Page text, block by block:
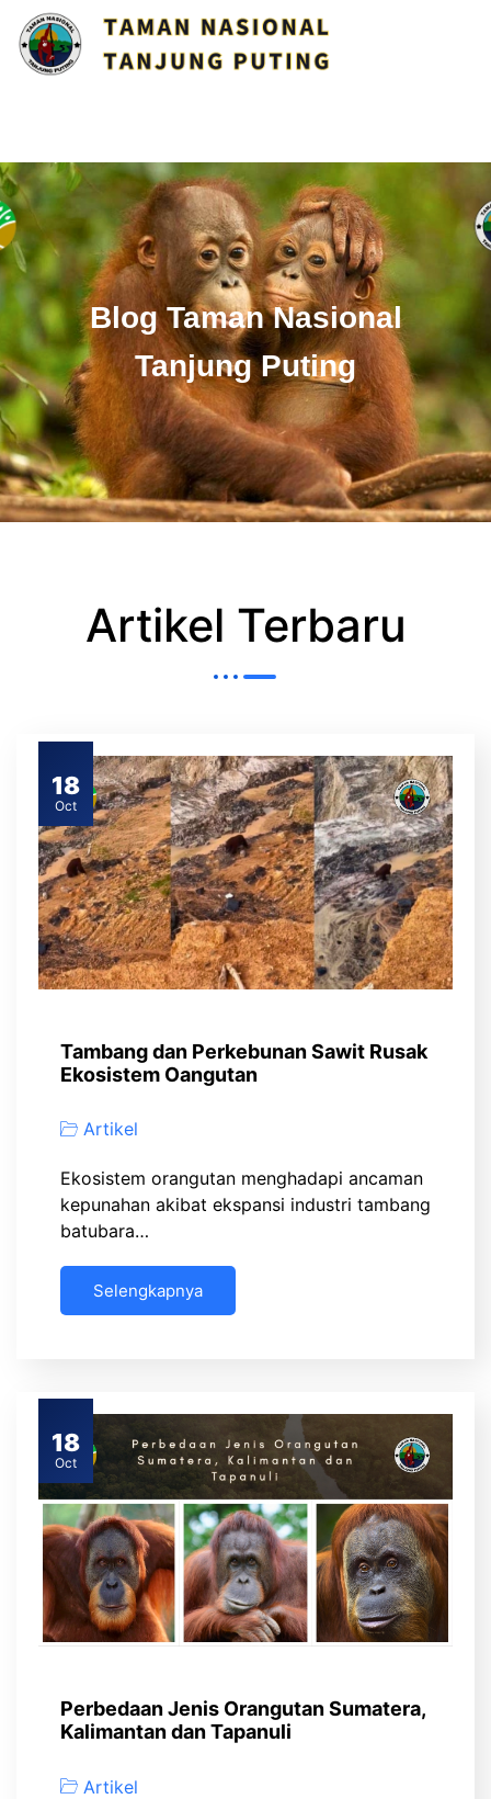
Blog Taman Nasional
Tanjung Puting
Artikel Terbaru
18
Oct
Tambang dan Perkebunan Sawit Rusak
Ekosistem Oangutan
Artikel
Ekosistem orangutan menghadapi ancaman
kepunahan akibat ekspansi industri tambang
batubara…
Selengkapnya
18
Oct
Perbedaan Jenis Orangutan Sumatera,
Kalimantan dan Tapanuli
Artikel